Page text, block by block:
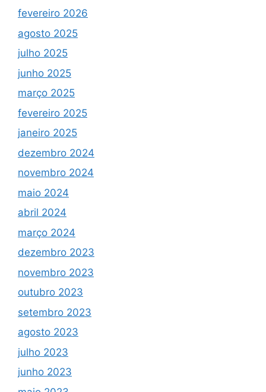
fevereiro 2026
agosto 2025
julho 2025
junho 2025
março 2025
fevereiro 2025
janeiro 2025
dezembro 2024
novembro 2024
maio 2024
abril 2024
março 2024
dezembro 2023
novembro 2023
outubro 2023
setembro 2023
agosto 2023
julho 2023
junho 2023